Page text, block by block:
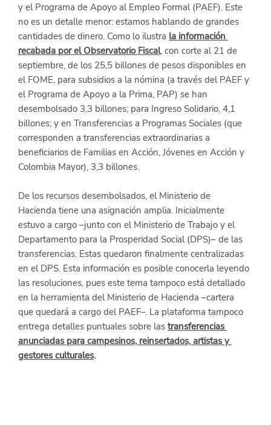
y el Programa de Apoyo al Empleo Formal (PAEF). Este
no es un detalle menor: estamos hablando de grandes
cantidades de dinero. Como lo ilustra la información
recabada por el Observatorio Fiscal, con corte al 21 de
septiembre, de los 25,5 billones de pesos disponibles en
el FOME, para subsidios a la nómina (a través del PAEF y
el Programa de Apoyo a la Prima, PAP) se han
desembolsado 3,3 billones; para Ingreso Solidario, 4,1
billones; y en Transferencias a Programas Sociales (que
corresponden a transferencias extraordinarias a
beneficiarios de Familias en Acción, Jóvenes en Acción y
Colombia Mayor), 3,3 billones.
De los recursos desembolsados, el Ministerio de
Hacienda tiene una asignación amplia. Inicialmente
estuvo a cargo –junto con el Ministerio de Trabajo y el
Departamento para la Prosperidad Social (DPS)– de las
transferencias. Estas quedaron finalmente centralizadas
en el DPS. Esta información es posible conocerla leyendo
las resoluciones, pues este tema tampoco está detallado
en la herramienta del Ministerio de Hacienda –cartera
que quedará a cargo del PAEF–. La plataforma tampoco
entrega detalles puntuales sobre las transferencias
anunciadas para campesinos, reinsertados, artistas y
gestores culturales.